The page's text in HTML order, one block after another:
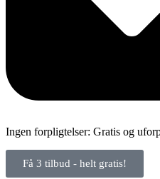
Ingen forpligtelser: Gratis og
Få 3 tilbud - helt gratis!